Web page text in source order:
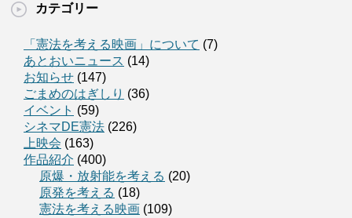
カテゴリー
「憲法を考える映画」について (7)
あとおいニュース (14)
お知らせ (147)
ごまめのはぎしり (36)
イベント (59)
シネマDE憲法 (226)
上映会 (163)
作品紹介 (400)
原爆・放射能を考える (20)
原発を考える (18)
憲法を考える映画 (109)